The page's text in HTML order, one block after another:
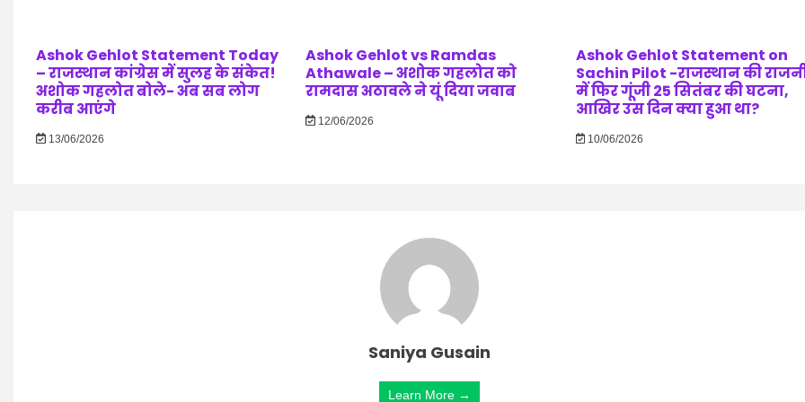
Ashok Gehlot Statement Today
– राजस्थान कांग्रेस में सुलह के संकेत!
अशोक गहलोत बोले- अब सब लोग
करीब आएंगे
13/06/2026
Ashok Gehlot vs Ramdas
Athawale – अशोक गहलोत को
रामदास अठावले ने यूं दिया जवाब
12/06/2026
Ashok Gehlot Statement on
Sachin Pilot -राजस्थान की
में फिर गूंजी 25 सितंबर की घटना,
आखिर उस दिन क्या हुआ था?
10/06/2026
Saniya Gusain
Learn More →